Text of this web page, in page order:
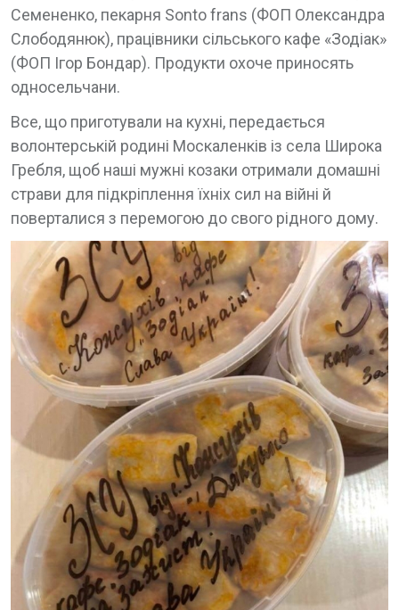
Семененко, пекарня Sonto frans (ФОП Олександра
Слободянюк), працівники сільського кафе «Зодіак»
(ФОП Ігор Бондар). Продукти охоче приносять
односельчани.
Все, що приготували на кухні, передається
волонтерській родині Москаленків із села Широка
Гребля, щоб наші мужні козаки отримали домашні
страви для підкріплення їхніх сил на війні й
поверталися з перемогою до свого рідного дому.